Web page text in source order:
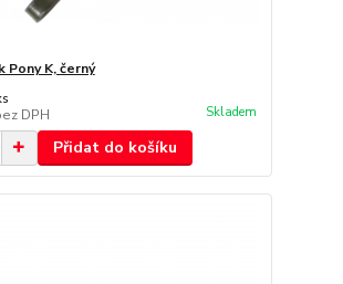
Pony K, černý
DPH Skladem
Přidat do košíku